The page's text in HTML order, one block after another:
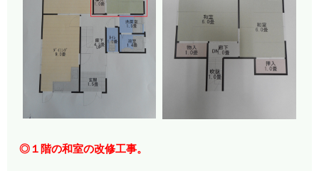
◎１階の和室の改修工事。